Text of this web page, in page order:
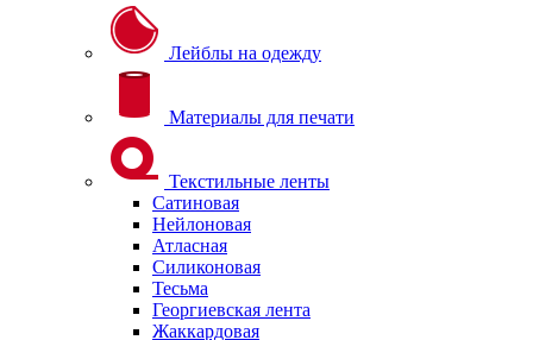
Лейблы на одежду
Материалы для печати
Текстильные ленты
Сатиновая
Нейлоновая
Атласная
Силиконовая
Тесьма
Георгиевская лента
Жаккардовая